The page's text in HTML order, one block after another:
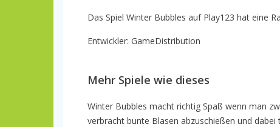
Das Spiel Winter Bubbles auf Play123 hat eine
Entwickler: GameDistribution
Mehr Spiele wie dieses
Winter Bubbles macht richtig Spaß wenn man
verbracht bunte Blasen abzuschießen und